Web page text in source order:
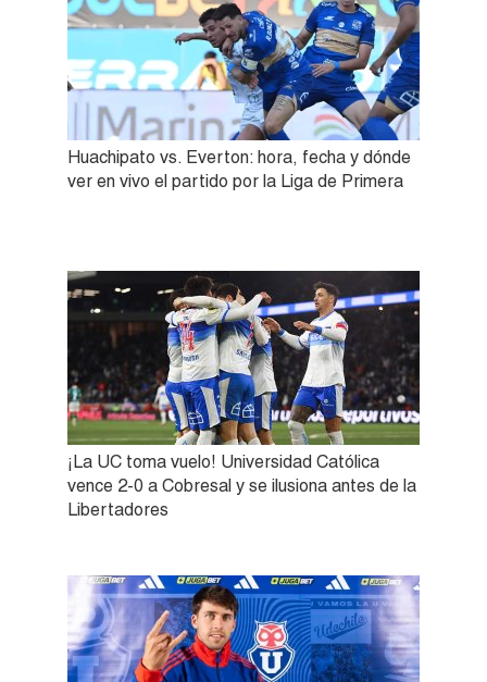
Huachipato vs. Everton: hora, fecha y dónde
ver en vivo el partido por la Liga de Primera
¡La UC toma vuelo! Universidad Católica
vence 2-0 a Cobresal y se ilusiona antes de la
Libertadores